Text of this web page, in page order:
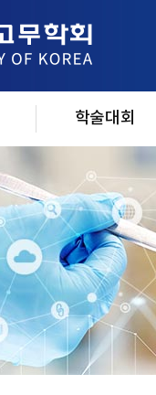
학술대회